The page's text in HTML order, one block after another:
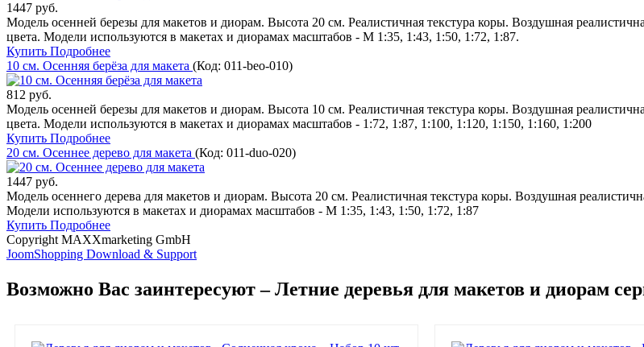
1447 руб.
Модель осенней березы для макетов и диорам. Высота 20 см. Реалистичная текстура коры. Воздушная
цвета. Модели используются в макетах и диорамах масштабов - М 1:35, 1:43, 1:50, 1:72, 1:87.
Купить Подробнее
10 см. Осенняя берёза для макета (Код: 011-beo-010)
812 руб.
Модель осенней березы для макетов и диорам. Высота 10 см. Реалистичная текстура коры. Воздушная
цвета. Модели используются в макетах и диорамах масштабов - 1:72, 1:87, 1:100, 1:120, 1:150, 1:160, 1:200
Купить Подробнее
20 см. Осеннее дерево для макета (Код: 011-duo-020)
1447 руб.
Модель осеннего дерева для макетов и диорам. Высота 20 см. Реалистичная текстура коры. Воздушная
Модели используются в макетах и диорамах масштабов - М 1:35, 1:43, 1:50, 1:72, 1:87
Купить Подробнее
Copyright MAXXmarketing GmbH
JoomShopping Download & Support
Возможно Вас заинтересуют – Летние деревья для макетов и диорам